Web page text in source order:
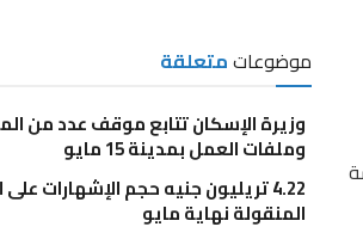
موضوعاتمتعلقة
وزيرة الإسكان تتابع موقف عدد من
وملفات العمل بمدينة 15 مايو
4.22 تريليون جنيه حجم الإشهارات
المنقولة نهاية مايو